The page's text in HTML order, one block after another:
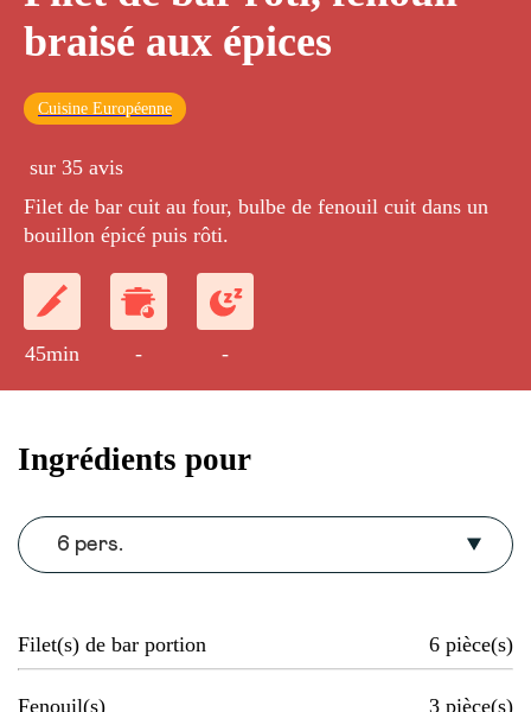
braisé aux épices
Cuisine Européenne
sur 35 avis
Filet de bar cuit au four, bulbe de fenouil cuit dans un
bouillon épicé puis rôti.
45min - -
Ingrédients pour
6 pers.
Filet(s) de bar portion 6 pièce(s)
Fenouil(s) 3 pièce(s)